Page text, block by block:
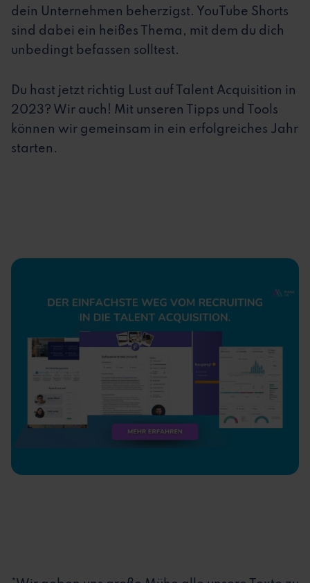
dein Unternehmen beherzigst. YouTube Shorts
sind dabei ein heißes Thema, mit dem du dich
unbedingt befassen solltest.
Du hast jetzt richtig Lust auf Talent Acquisition in
2023? Wir auch! Mit unseren Tipps und Tools
können wir gemeinsam in ein erfolgreiches Jahr
starten.